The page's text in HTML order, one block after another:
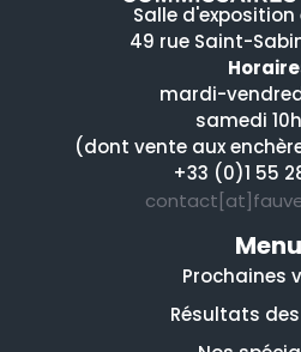
Salle
49 rue Saint-
mardi-
samedi
(dont vente aux
+33 (0)1 55
Menu
Prochaines
Résultats